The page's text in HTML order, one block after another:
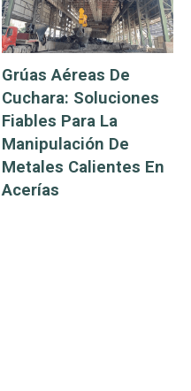
Grúas Aéreas De
Cuchara: Soluciones
Fiables Para La
Manipulación De
Metales Calientes En
Acerías